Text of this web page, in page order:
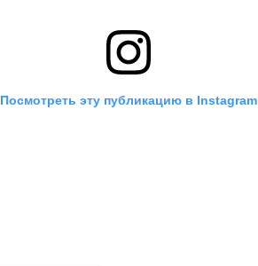
Посмотреть эту публикацию в Instagram